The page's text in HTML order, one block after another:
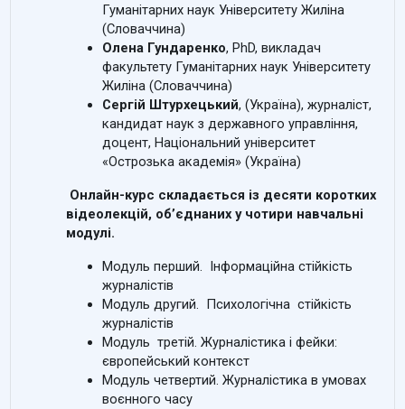
Гуманітарних наук Університету Жиліна
(Словаччина)
Олена Гундаренко, PhD, викладач
факультету Гуманітарних наук Університету
Жиліна (Словаччина)
Сергій Штурхецький, (Україна), журналіст,
кандидат наук з державного управління,
доцент, Національний університет
«Острозька академія» (Україна)
Онлайн-курс складається із десяти коротких
відеолекцій, об’єднаних у чотири навчальні
модулі.
Модуль перший. Інформаційна стійкість
журналістів
Модуль другий. Психологічна стійкість
журналістів
Модуль третій. Журналістика і фейки:
європейський контекст
Модуль четвертий. Журналістика в умовах
воєнного часу